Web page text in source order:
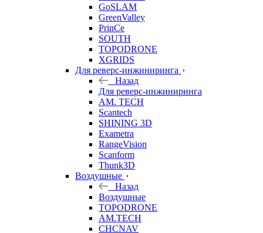
GoSLAM
GreenValley
PrinCe
SOUTH
TOPODRONE
XGRIDS
Для реверс-инжиниринга
Назад
Для реверс-инжиниринга
AM. TECH
Scantech
SHINING 3D
Exametra
RangeVision
Scanform
Thunk3D
Воздушные
Назад
Воздушные
TOPODRONE
AM.TECH
CHCNAV